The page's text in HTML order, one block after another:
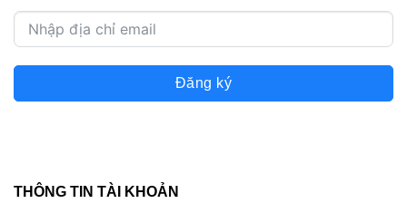
Đăng ký
THÔNG TIN TÀI KHOẢN